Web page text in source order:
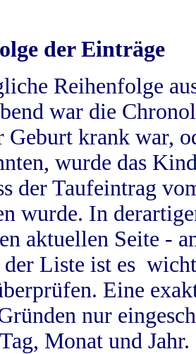
der Einträge
Reihenfolge
war die
Geburt krank war,
wurde das
der Taufeintrag
wurde. In
aktuellen Seite -
der Liste ist es
Eine
nur
Monat und Jahr.